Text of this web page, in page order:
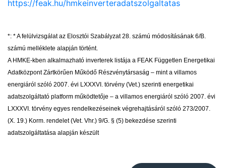
https://feak.hu/hmkeinverteradatszolgaltatas
*: * A felülvizsgálat az Elosztói Szabályzat 28. számú módosításának 6/B.
számú melléklete alapján történt.
A HMKE-kben alkalmazható inverterek listája a FEAK Független Energetikai
Adatközpont Zártkörűen Működő Részvénytársaság – mint a villamos
energiáról szóló 2007. évi LXXXVI. törvény (Vet.) szerinti energetikai
adatszolgáltató platform működtetője – a villamos energiáról szóló 2007. évi
LXXXVI. törvény egyes rendelkezéseinek végrehajtásáról szóló 273/2007.
(X. 19.) Korm. rendelet (Vet. Vhr.) 9/G. § (5) bekezdése szerinti
adatszolgáltatása alapján készült